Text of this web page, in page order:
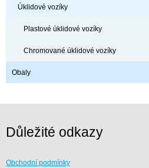
Úklidové vozíky
Plastové úklidové vozíky
Chromované úklidové vozíky
Obaly
Důležité odkazy
Obchodní podmínky